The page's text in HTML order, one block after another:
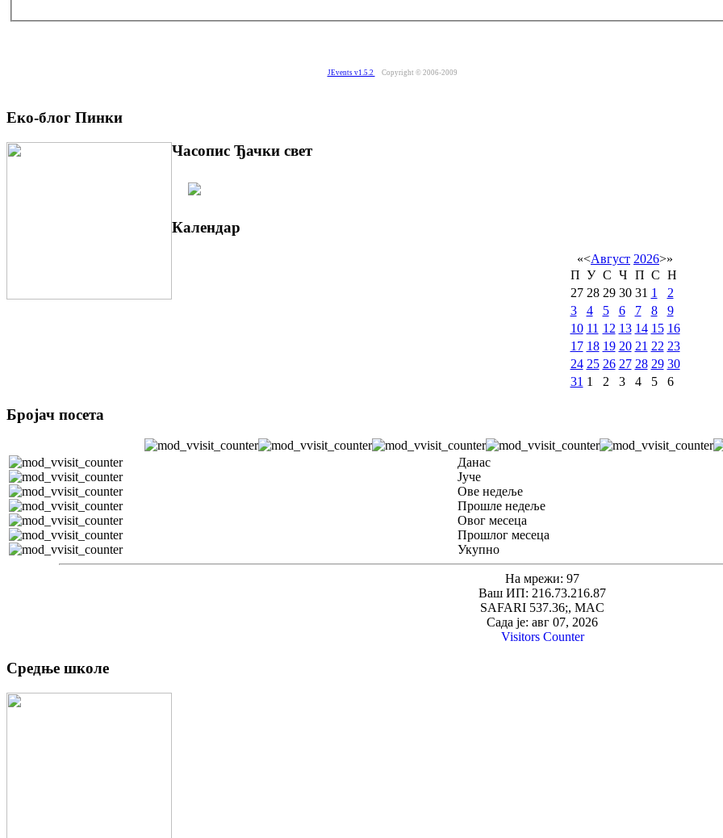
JEvents v1.5.2 Copyright © 2006-2009
Еко-блог Пинки
Часопис Ђачки свет
Календар
«<Август 2026>»
П У С Ч П С Н
27 28 29 30 31 1
2
3
4 5 6 7 8
9
10 11 12 13 14 15 16
17 18 19 20 21 22 23
24 25 26 27 28 29 30
31 1 2 3 4 5 6
Бројач посета
Данас
Јуче
Ове недеље
Прошле недеље
Овог месеца
Прошлог месеца
Укупно
На мрежи: 97
Ваш ИП: 216.73.216.87
SAFARI 537.36;, MAC
Сада је: авг 07, 2026
Visitors Counter
Средње школе